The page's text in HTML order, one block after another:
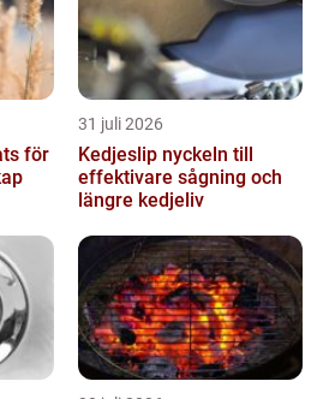
för
31 juli 2026
Kedjeslip nyckeln till
effektivare sågning och
längre kedjeliv